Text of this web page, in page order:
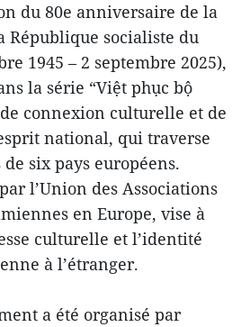
du 80e anniversaire de la
République socialiste du
1945 – 2 septembre 2025),
la série “Việt phục bộ
connexion culturelle et de
national, qui traverse
six pays européens.
l’Union des Associations
en Europe, vise à
culturelle et l’identité
à l’étranger.
a été organisé par